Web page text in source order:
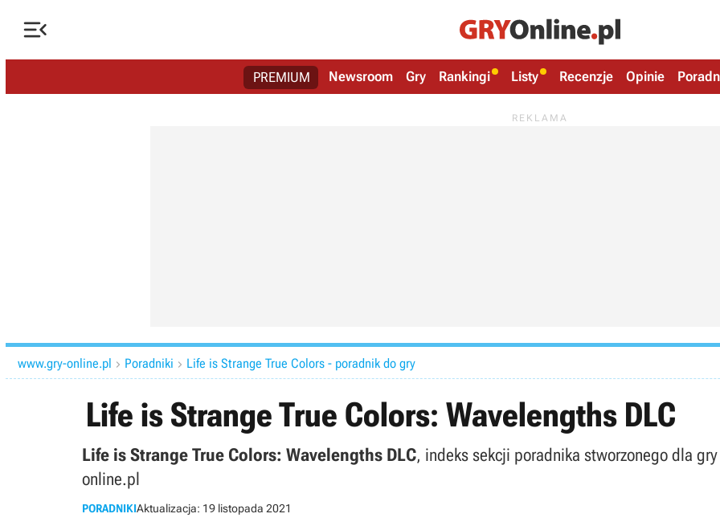

PREMIUM Newsroom Gry Rankingi Listy Recenzje Opinie
www.gry-online.pl  Poradniki  Life is Strange True Colors - poradnik do gry
Life is Strange True Colors: Wavelengths DLC
Life is Strange True Colors: Wavelengths DLC, indeks sekcji poradnika stworzonego dla
online.pl
PORADNIKIAktualizacja: 19 listopada 2021